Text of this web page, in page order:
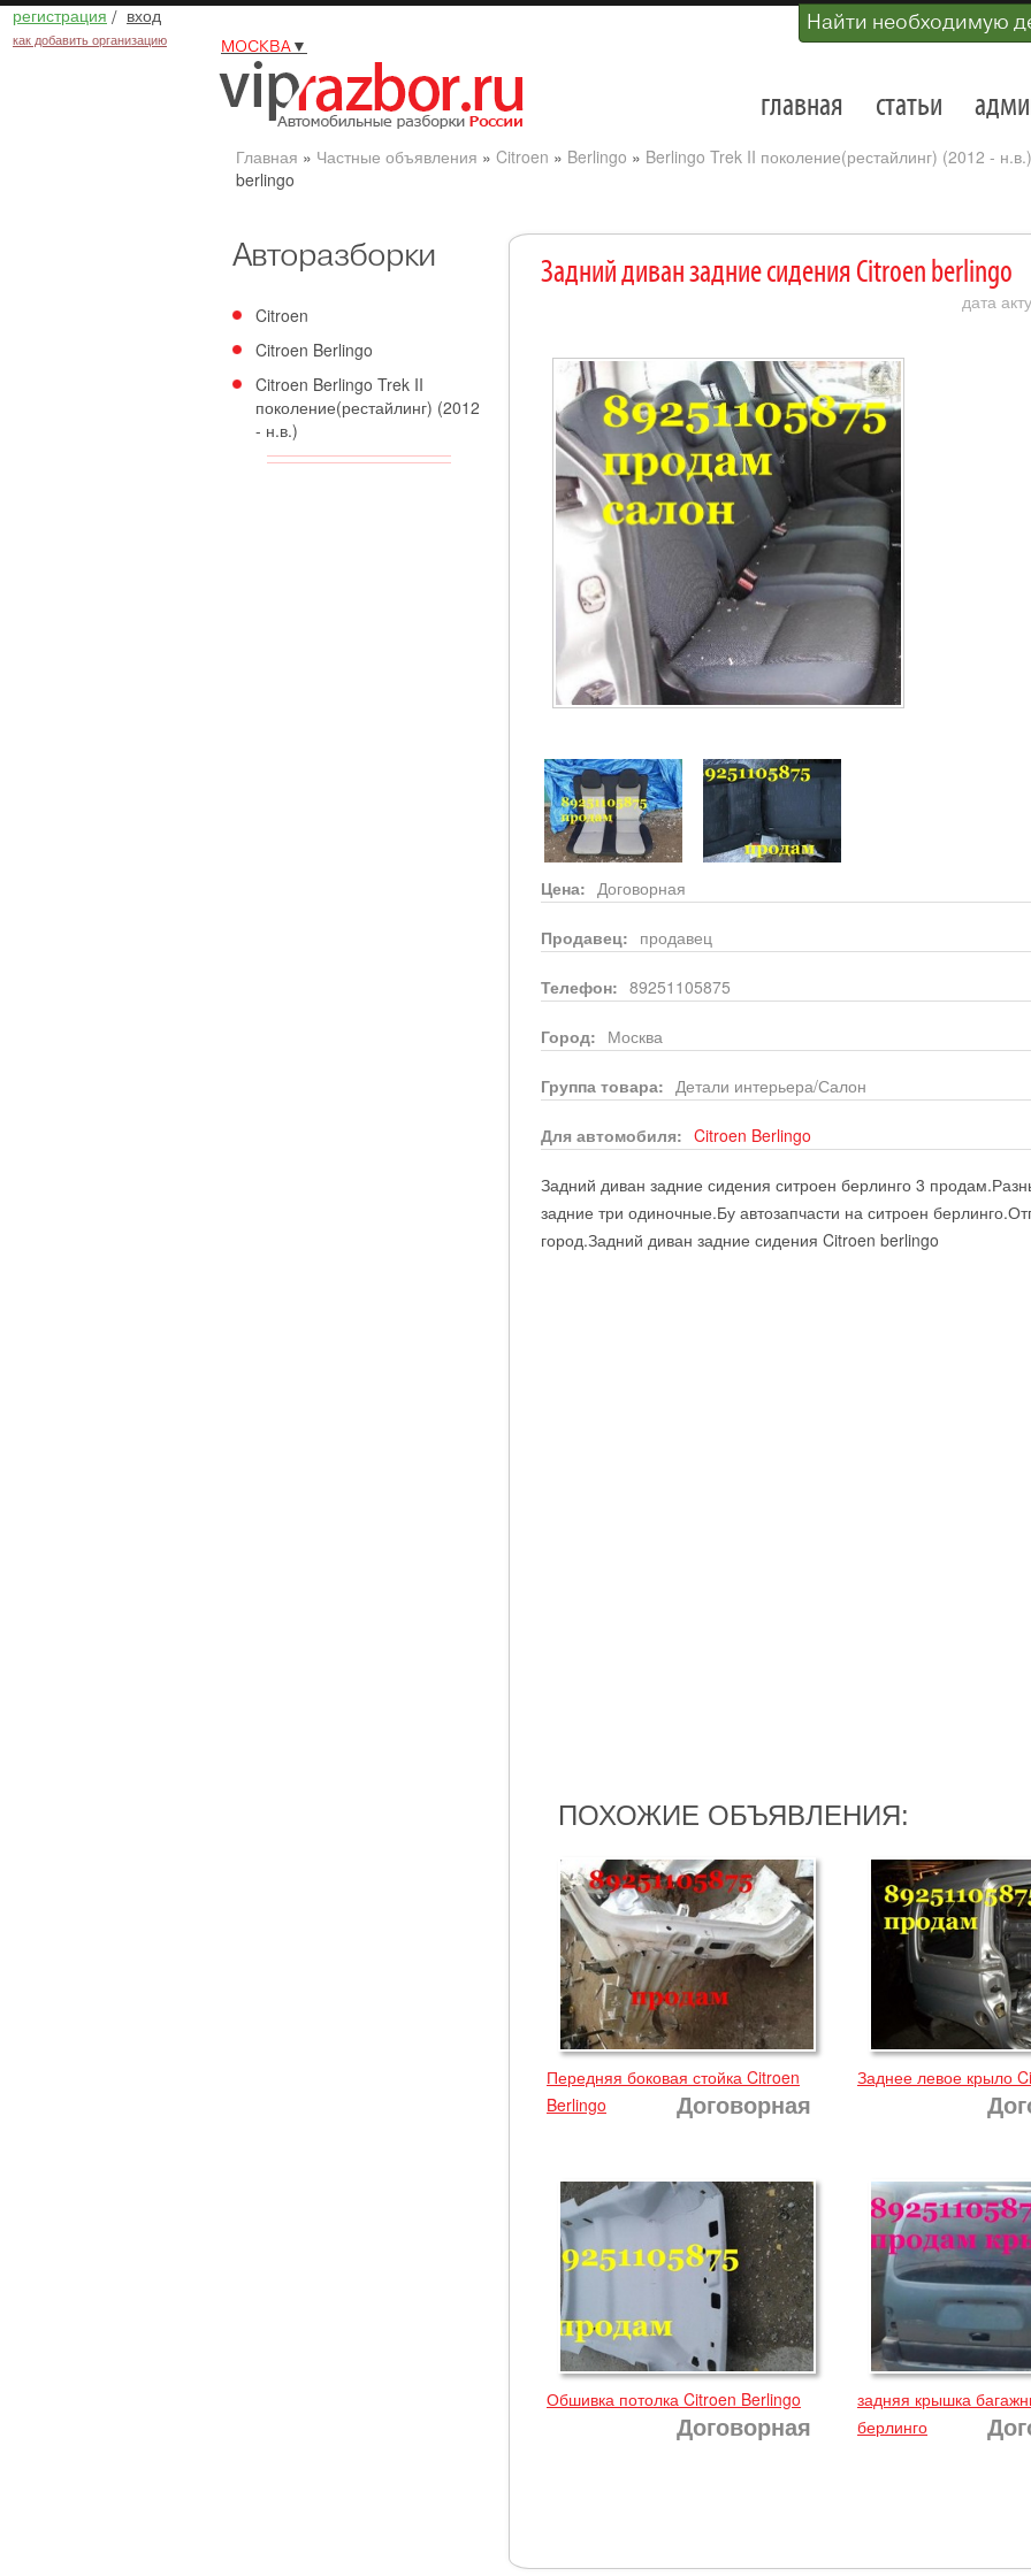
регистрация / вход
как добавить организацию
Найти необходимую
МОСКВА▼
главная статьи
Главная » Частные объявления » Citroen » Berlingo » Berlingo Trek II поколение(рестайлинг) (2012 - н.в.)
berlingo
Авторазборки
Citroen
Citroen Berlingo
Citroen Berlingo Trek II
поколение(рестайлинг) (2012
- н.в.)
Задний диван задние сидения Citroen berlingo
дата
Цена: Договорная
Продавец: продавец
Телефон: 89251105875
Город: Москва
Группа товара: Детали интерьера/Салон
Для автомобиля: Citroen Berlingo
Задний диван задние сидения ситроен берлинго 3
задние три одиночные.Бу автозапчасти на ситроен
город.Задний диван задние сидения Citroen berlingo
ПОХОЖИЕ ОБЪЯВЛЕНИЯ:
Передняя боковая стойка Citroen
Berlingo
Договорная
Заднее левое крыло
Обшивка потолка Citroen Berlingo
Договорная
задняя крышка
берлинго